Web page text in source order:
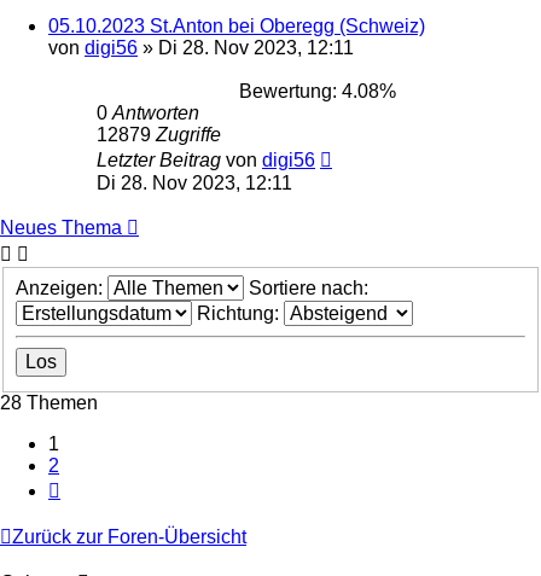
05.10.2023 St.Anton bei Oberegg (Schweiz)
von digi56 » Di 28. Nov 2023, 12:11
Bewertung: 4.08%
0 Antworten
12879 Zugriffe
Letzter Beitrag von digi56
Di 28. Nov 2023, 12:11
Neues Thema
Anzeigen:
Sortiere nach:
Richtung:
28 Themen
1
2
Zurück zur Foren-Übersicht